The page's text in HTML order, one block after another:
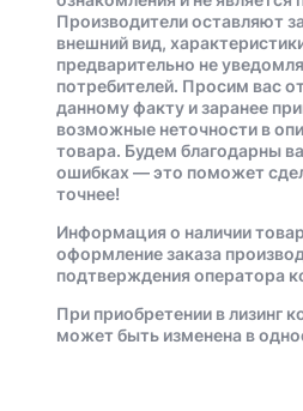
Производители оставляют
внешний вид,
предварительно не
потребителей. Просим вас
данному факту и заранее
возможные неточности в
товара. Будем благодарны
ошибках — это поможет
точнее!
Информация о наличии
оформление заказа
подтверждения оператора
При приобретении в лизинг
может быть изменена в